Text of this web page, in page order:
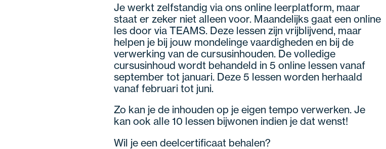
Je werkt zelfstandig via ons online leerplatform, maar
staat er zeker niet alleen voor. Maandelijks gaat een online
les door via TEAMS. Deze lessen zijn vrijblijvend, maar
helpen je bij jouw mondelinge vaardigheden en bij de
verwerking van de cursusinhouden. De volledige
cursusinhoud wordt behandeld in 5 online lessen vanaf
september tot januari. Deze 5 lessen worden herhaald
vanaf februari tot juni.
Zo kan je de inhouden op je eigen tempo verwerken. Je
kan ook alle 10 lessen bijwonen indien je dat wenst!
Wil je een deelcertificaat behalen?